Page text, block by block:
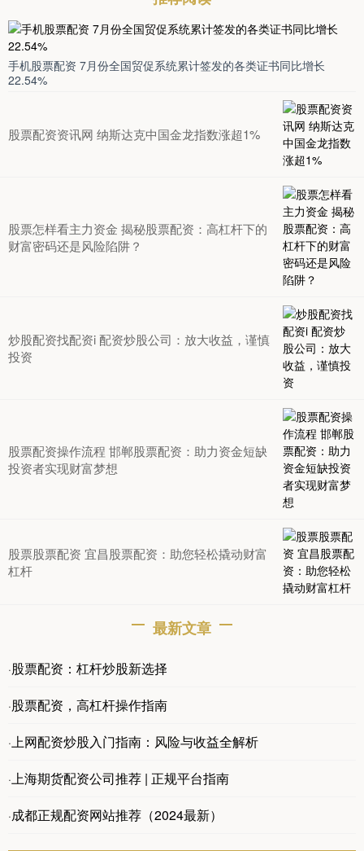
手机股票配资 7月份全国贸促系统累计签发的各类证书同比增长
22.54%
股票配资资讯网 纳斯达克中国金龙指数涨超1%
股票怎样看主力资金 揭秘股票配资：高杠杆下的
财富密码还是风险陷阱？
炒股配资找配资i 配资炒股公司：放大收益，谨慎
投资
股票配资操作流程 邯郸股票配资：助力资金短缺
投资者实现财富梦想
股票股票配资 宜昌股票配资：助您轻松撬动财富
杠杆
最新文章
·股票配资：杠杆炒股新选择
·股票配资，高杠杆操作指南
·上网配资炒股入门指南：风险与收益全解析
·上海期货配资公司推荐 | 正规平台指南
·成都正规配资网站推荐（2024最新）